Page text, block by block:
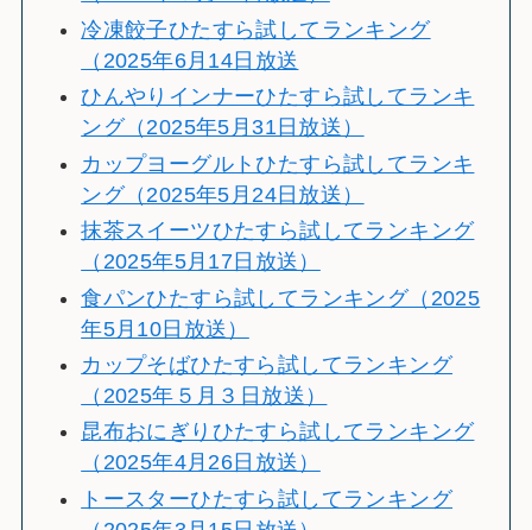
冷凍餃子ひたすら試してランキング
（2025年6月14日放送
ひんやりインナーひたすら試してランキ
ング（2025年5月31日放送）
カップヨーグルトひたすら試してランキ
ング（2025年5月24日放送）
抹茶スイーツひたすら試してランキング
（2025年5月17日放送）
食パンひたすら試してランキング（2025
年5月10日放送）
カップそばひたすら試してランキング
（2025年５月３日放送）
昆布おにぎりひたすら試してランキング
（2025年4月26日放送）
トースターひたすら試してランキング